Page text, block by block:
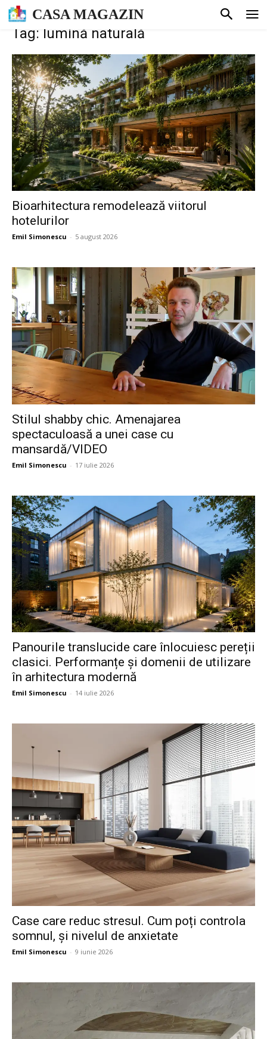
CASA MAGAZIN
Tag: lumină naturală
Bioarhitectura remodelează viitorul
hotelurilor
Emil Simonescu - 5 august 2026
Stilul shabby chic. Amenajarea
spectaculoasă a unei case cu
mansardă/VIDEO
Emil Simonescu - 17 iulie 2026
Panourile translucide care înlocuiesc pereții
clasici. Performanțe și domenii de utilizare
în arhitectura modernă
Emil Simonescu - 14 iulie 2026
Case care reduc stresul. Cum poți controla
somnul, și nivelul de anxietate
Emil Simonescu - 9 iunie 2026